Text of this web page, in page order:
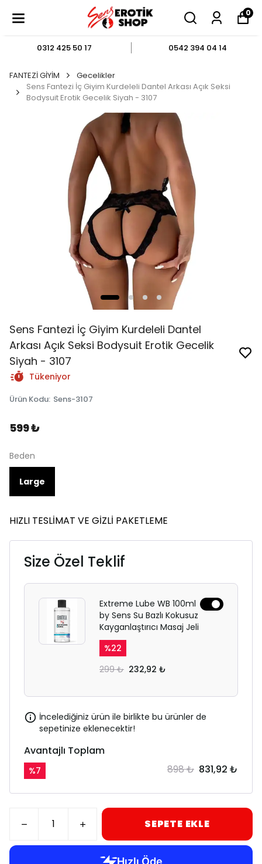
0
0312 425 50 17 0542 394 04 14
FANTEZİ GİYİM
Gecelikler
Sens Fantezi İç Giyim Kurdeleli Dantel Arkası Açık Seksi
Bodysuit Erotik Gecelik Siyah - 3107
Sens Fantezi İç Giyim Kurdeleli Dantel
Arkası Açık Seksi Bodysuit Erotik Gecelik
Siyah - 3107
Tükeniyor
Ürün Kodu: Sens-3107
599 ₺
Beden
Large
HIZLI TESLİMAT VE GİZLİ PAKETLEME
Size Özel Teklif
Extreme Lube WB 100ml
by Sens Su Bazlı Kokusuz
Kayganlaştırıcı Masaj Jeli
%22
299 ₺ 232,92 ₺
İncelediğiniz ürün ile birlikte bu ürünler de
sepetinize eklenecektir!
Avantajlı Toplam
%7 898 ₺ 831,92 ₺
SEPETE EKLE